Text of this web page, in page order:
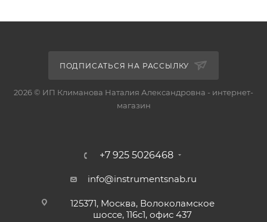
ПОДПИСАТЬСЯ НА РАССЫЛКУ
2026 © ИП Климанова Наталия Александровна - интернет-
магазин
+7 925 5026468
info@instrumentsnab.ru
125371, Москва, Волоколамское
шоссе, 116с1, офис 437